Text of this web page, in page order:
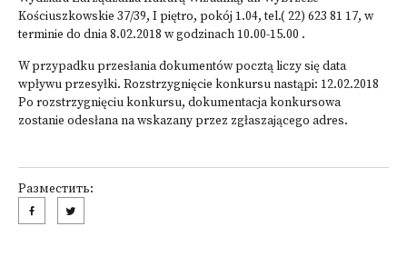
Kościuszkowskie 37/39, I piętro, pokój 1.04, tel.( 22) 623 81 17, w
terminie do dnia 8.02.2018 w godzinach 10.00-15.00 .
W przypadku przesłania dokumentów pocztą liczy się data
wpływu przesyłki. Rozstrzygnięcie konkursu nastąpi: 12.02.2018
Po rozstrzygnięciu konkursu, dokumentacja konkursowa
zostanie odesłana na wskazany przez zgłaszającego adres.
Разместить: